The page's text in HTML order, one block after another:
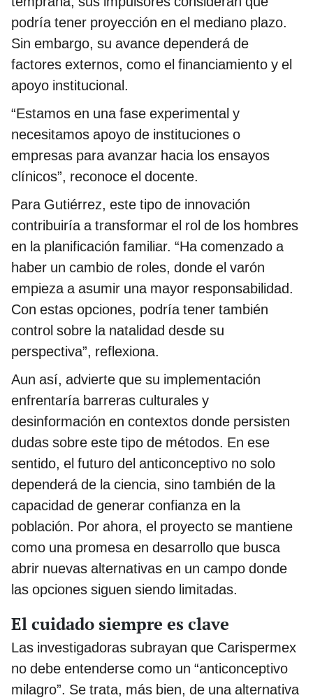
podría tener proyección en el mediano plazo.
Sin embargo, su avance dependerá de
factores externos, como el financiamiento y el
apoyo institucional.
“Estamos en una fase experimental y
necesitamos apoyo de instituciones o
empresas para avanzar hacia los ensayos
clínicos”, reconoce el docente.
Para Gutiérrez, este tipo de innovación
contribuiría a transformar el rol de los hombres
en la planificación familiar. “Ha comenzado a
haber un cambio de roles, donde el varón
empieza a asumir una mayor responsabilidad.
Con estas opciones, podría tener también
control sobre la natalidad desde su
perspectiva”, reflexiona.
Aun así, advierte que su implementación
enfrentaría barreras culturales y
desinformación en contextos donde persisten
dudas sobre este tipo de métodos. En ese
sentido, el futuro del anticonceptivo no solo
dependerá de la ciencia, sino también de la
capacidad de generar confianza en la
población. Por ahora, el proyecto se mantiene
como una promesa en desarrollo que busca
abrir nuevas alternativas en un campo donde
las opciones siguen siendo limitadas.
El cuidado siempre es clave
Las investigadoras subrayan que Carispermex
no debe entenderse como un “anticonceptivo
milagro”. Se trata, más bien, de una alternativa